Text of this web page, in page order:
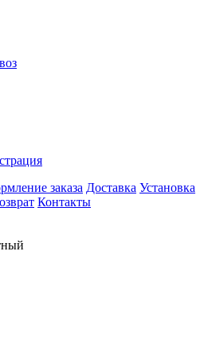
заказа Доставка Установка
Контакты